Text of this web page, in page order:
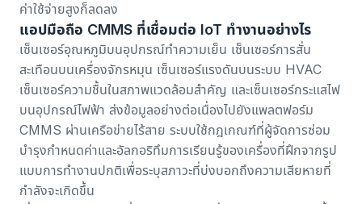
ค่าใช้จ่ายสูงก็ลดลง
แอปมือถือ CMMS ที่เชื่อมต่อ IoT ทำงานอย่างไร
เซ็นเซอร์อุณหภูมิบนอุปกรณ์ทำความเย็น เซ็นเซอร์การสั่น
สะเทือนบนเครื่องจักรหมุน เซ็นเซอร์แรงดันบนระบบ HVAC
เซ็นเซอร์ความชื้นในสภาพแวดล้อมสำคัญ และเซ็นเซอร์กระแสไฟ
บนอุปกรณ์ไฟฟ้า ส่งข้อมูลอย่างต่อเนื่องไปยังแพลตฟอร์ม
CMMS ผ่านเครือข่ายไร้สาย ระบบใช้กฎเกณฑ์ที่ผู้จัดการซ่อม
บำรุงกำหนดค่าและอัลกอริทึมการเรียนรู้ของเครื่องที่ฝึกจากรูป
แบบการทำงานปกติเพื่อระบุสภาวะที่บ่งบอกถึงความเสียหายที่
กำลังจะเกิดขึ้น